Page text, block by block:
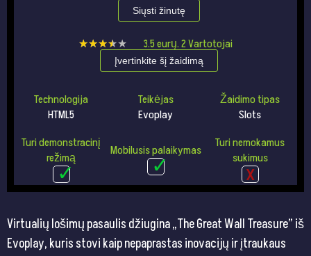
Siųsti žinutę
★★★★★
★★★★★ 3.5eurų.2Vartotojai
Įvertinkite šį žaidimą
Technologija
HTML5
Teikėjas
Evoplay
Žaidimo tipas
Slots
Turi demonstracinį
režimą
Mobilusis palaikymas
Turi nemokamus
sukimus
Virtualių lošimų pasaulis džiugina „The Great Wall Treasure” iš
Evoplay, kuris stovi kaip nepaprastas inovacijų ir įtraukaus